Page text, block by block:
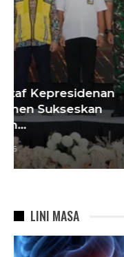
Tebang 10
LINI MASA